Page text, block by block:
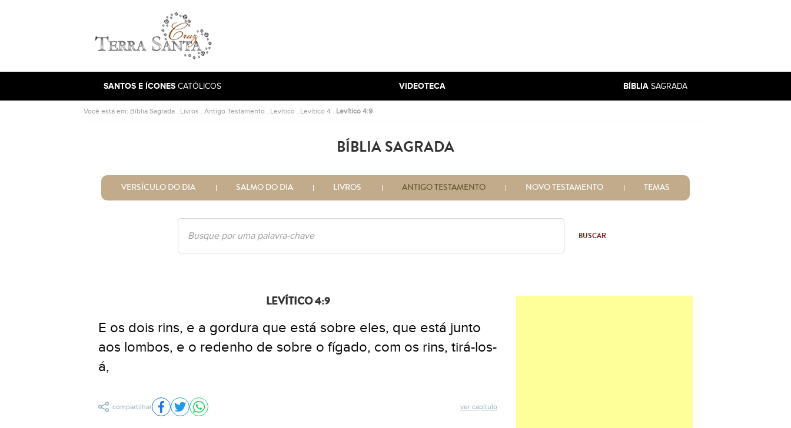
Ir para a página inicial
SANTOS E ÍCONES CATÓLICOS VIDEOTECA BÍBLIA SAGRADA
Você está em: Bíblia Sagrada . Livros . Antigo Testamento . Levítico . Levítico 4 . Levítico 4:9
BÍBLIA SAGRADA
VERSÍCULO DO DIA SALMO DO DIA LIVROS ANTIGO TESTAMENTO NOVO TESTAMENTO TEMAS
BUSCAR
LEVÍTICO 4:9
E os dois rins, e a gordura que está sobre eles, que está junto
aos lombos, e o redenho de sobre o fígado, com os rins, tirá-los-
á,
ver capítulo
compartilhar Compartilhar no Facebook
Compartilhar no Twitter
Compartilhar no WhatsApp